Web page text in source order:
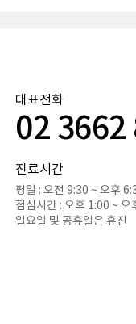
대표전화
02 3662
진료시간
평일 : 오전 9:30 ~ 오후
점심시간 : 오후 1:00 ~ 오
일요일 및 공휴일은 휴진